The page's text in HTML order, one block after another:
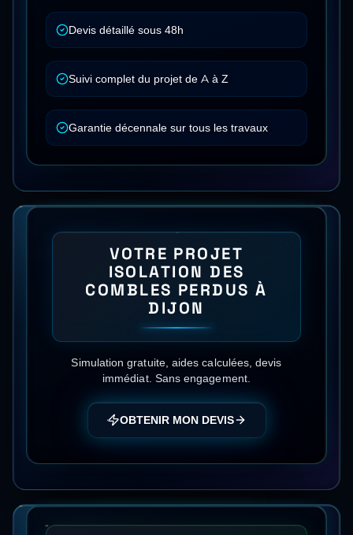
Devis détaillé sous 48h
Suivi complet du projet de A à Z
Garantie décennale sur tous les travaux
VOTRE PROJET
ISOLATION DES
COMBLES PERDUS À
DIJON
Simulation gratuite, aides calculées, devis
immédiat. Sans engagement.
OBTENIR MON DEVIS